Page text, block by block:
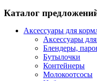
Каталог
Аксессуары для
Аксессуары
Блендеры,
Бутылочки
Контейнеры
Молокоотсосы